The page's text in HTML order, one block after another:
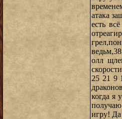
атака
есть
олл
25 21 9
когда я
игру! Да